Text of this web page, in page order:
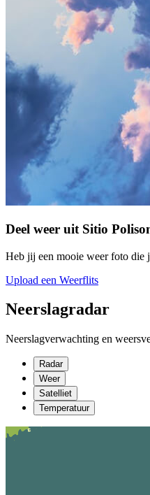
Deel weer uit Sitio
Heb jij een mooie weer foto die
Upload een Weerflits
Neerslagradar
Neerslagverwachting en
Radar
Weer
Satelliet
Temperatuur